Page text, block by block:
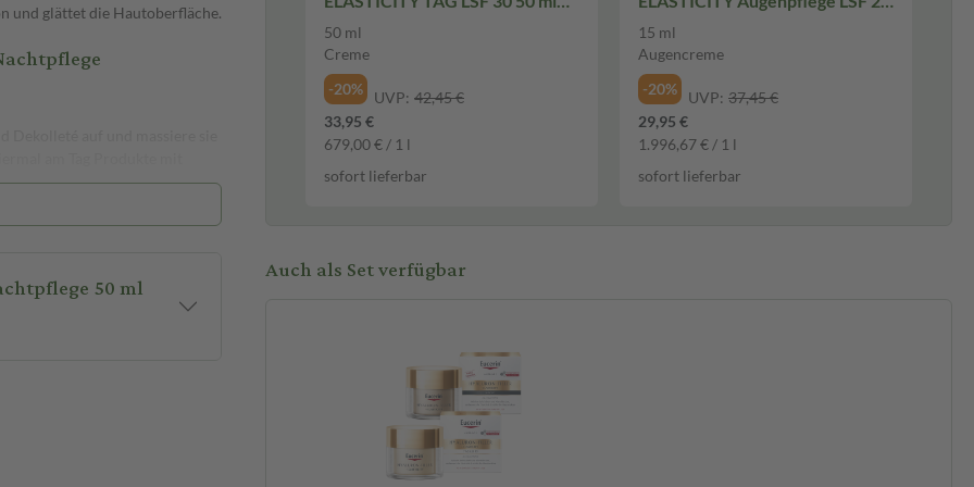
und glättet die Hautoberfläche.
dass keine bekannten
50 ml
Creme
50 ml
Creme
-20%
UVP: 42,45 €
33,95 €
679,00 € / 1 l
sofort lieferbar
15 ml Augencreme
15 ml
Augencreme
-20%
UVP: 37,45 €
29,95 €
1.996,67 € / 1 l
sofort lieferbar
Auch als Set verfügbar